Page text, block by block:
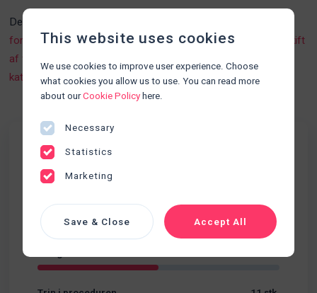
Denne procedurer kan med fordel kombineres med
forbinding omkring PICC-line kateter),Pleje af pigtail dræn
Skift
af forbinding ved midline kateter)
kateter)
Fakta
Kategori
Sværhedsgrad Begynder
This website uses cookies
We use cookies to improve user experience. Choose
what cookies you allow us to use. You can read more
about ourCookie Policy here.
Necessary
Statistics
Marketing
Save & Close Accept All